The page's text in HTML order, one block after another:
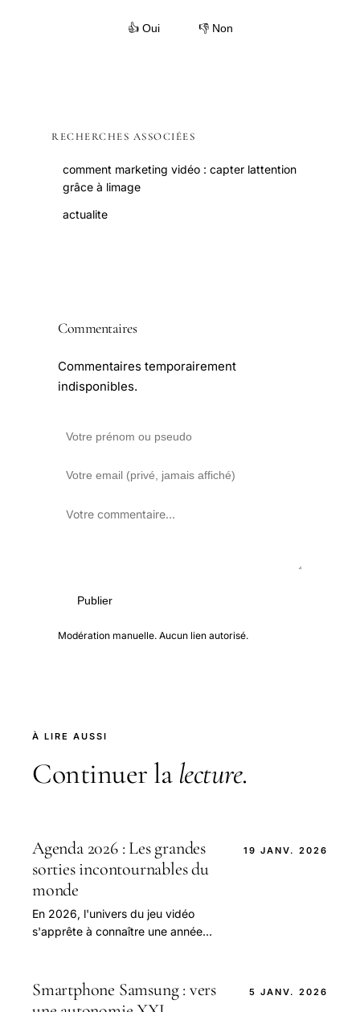
👍 Oui 👎 Non
RECHERCHES ASSOCIÉES
comment marketing vidéo : capter lattention
grâce à limage
actualite
Commentaires
Commentaires temporairement
indisponibles.
Publier
Modération manuelle. Aucun lien autorisé.
À LIRE AUSSI
Continuer la lecture.
Agenda 2026 : Les grandes
sorties incontournables du
monde
En 2026, l'univers du jeu vidéo
s'apprête à connaître une année
ponctué de titres.
19 JANV. 2026
Smartphone Samsung : vers
5 JANV. 2026